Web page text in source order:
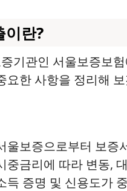
이란?
기관인 서울보증보
요한 사항을 정리해
울보증으로부터 보증
중금리에 따라 변동,
득 증명 및 신용도가